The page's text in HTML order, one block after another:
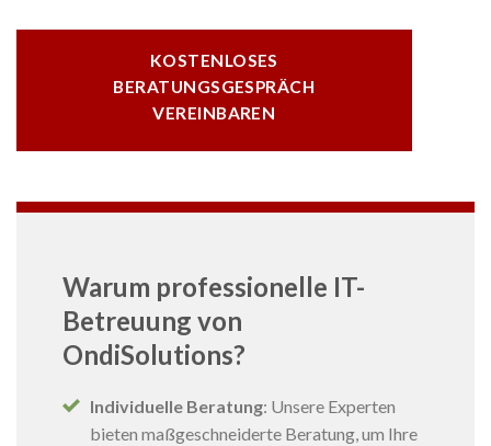
KOSTENLOSES
BERATUNGSGESPRÄCH
VEREINBAREN
Warum professionelle IT-
Betreuung von
OndiSolutions?
Individuelle Beratung: Unsere Experten
bieten maßgeschneiderte Beratung, um Ihre